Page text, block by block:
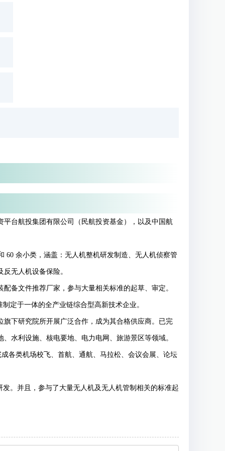
台航投集团有限公司（民航投资基金），以及中国航
60 余小类，涵盖：无人机整机研发制造、无人机侦察管
无人机设备保险。
备文件推荐厂家，参与大量相关标准的起草、审定。
定于一体的全产业链综合型高新技术企业。
下研究院所开展广泛合作，成为其合格供应商。已完
水利设施、核电要地、电力电网、旅游景区等领域。
各类机场校飞、首航、通航、马拉松、会议会展、论坛
。并且，参与了大量无人机及无人机管制相关的标准起